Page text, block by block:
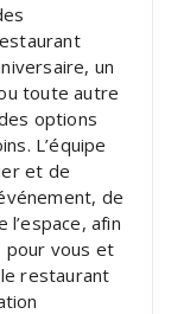
un
toute autre
options
L’équipe
et de
de
l’espace, afin
pour vous et
restaurant